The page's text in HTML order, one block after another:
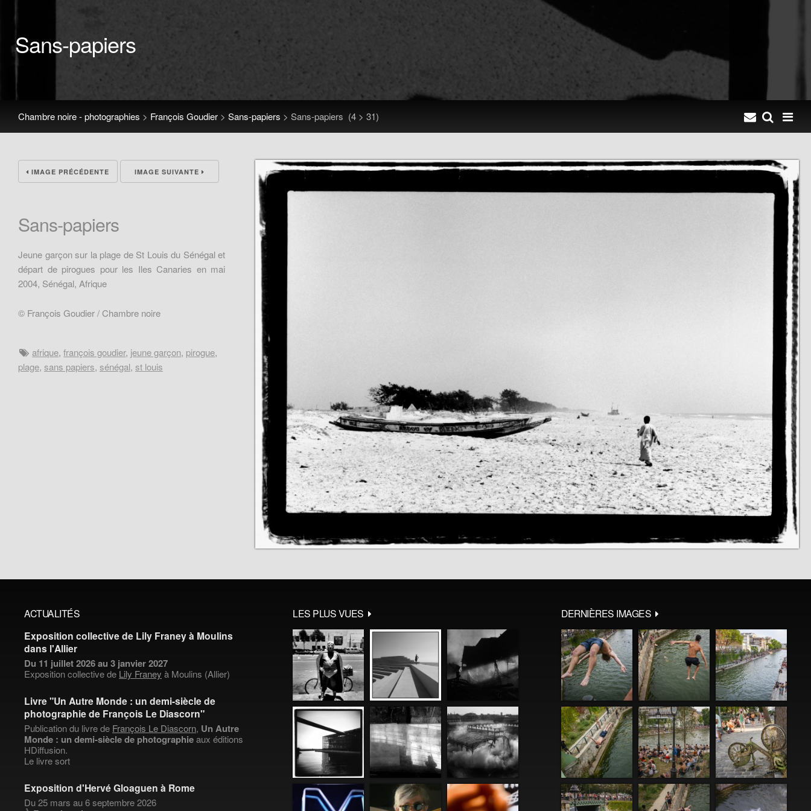
Sans-papiers
Chambre noire - photographies > François Goudier > Sans-papiers > Sans-papiers (4 > 31)
IMAGE PRÉCÉDENTE IMAGE SUIVANTE
Sans-papiers
Jeune garçon sur la plage de St Louis du Sénégal et
départ de pirogues pour les Iles Canaries en mai
2004, Sénégal, Afrique
© François Goudier / Chambre noire
afrique,françois goudier, jeune garçon, pirogue,
plage, sans papiers, sénégal, st louis
ACTUALITÉS
Exposition collective de Lily Franey à Moulins
dans l'Allier
Du 11 juillet 2026 au 3 janvier 2027
Exposition collective de Lily Franey à Moulins (Allier)
Livre "Un Autre Monde : un demi-siècle de
photographie de François Le Diascorn"
Publication du livre de François Le Diascorn, Un Autre
Monde : un demi-siècle de photographieaux éditions
HDiffusion.
Le livre sort
Exposition d'Hervé Gloaguen à Rome
Du 25 mars au 6 septembre 2026
LES PLUS VUES DERNIÈRES IMAGES